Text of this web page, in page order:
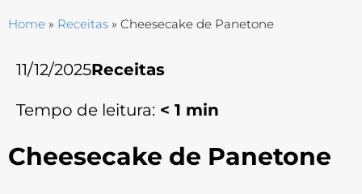
Home » Receitas » Cheesecake de Panetone
11/12/2025Receitas
Tempo de leitura: < 1 min
Cheesecake de Panetone